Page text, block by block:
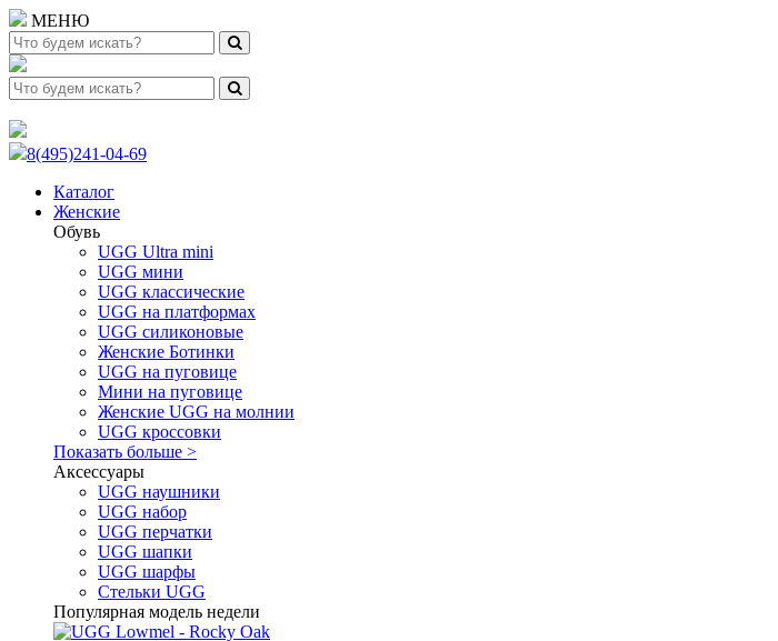
МЕНЮ
8(495)241-04-69
Каталог
Женские
Обувь
UGG Ultra mini
UGG мини
UGG классические
UGG на платформах
UGG силиконовые
Женские Ботинки
UGG на пуговице
Мини на пуговице
Женские UGG на молнии
UGG кроссовки
Показать больше >
Аксессуары
UGG наушники
UGG набор
UGG перчатки
UGG шапки
UGG шарфы
Стельки UGG
Популярная модель недели